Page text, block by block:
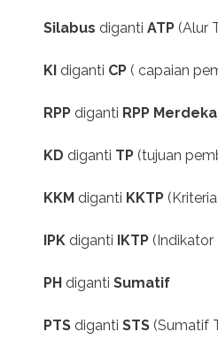
Silabus diganti ATP (Alur
KI diganti CP ( capaian
RPP diganti RPP Merdeka
KD diganti TP (tujuan
KKM diganti KKTP
IPK diganti IKTP (Indikator
PH diganti Sumatif
PTS diganti STS (Sumatif